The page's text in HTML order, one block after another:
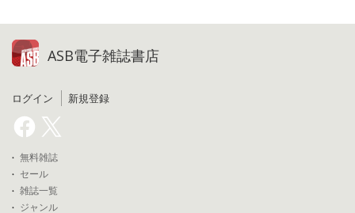
ASB電子雑誌書店
ログイン 新規登録
無料雑誌
セール
雑誌一覧
ジャンル